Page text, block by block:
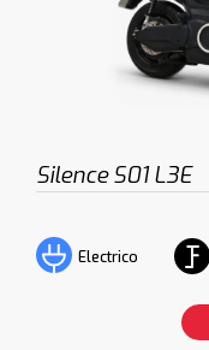
Silence S01 L3E
Electrico